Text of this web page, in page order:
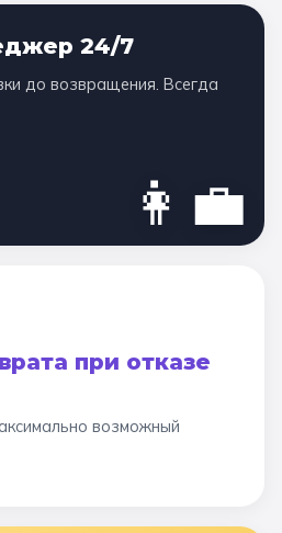
24/7
до возвращения. Всегда
👩‍💼
при отказе
возможный